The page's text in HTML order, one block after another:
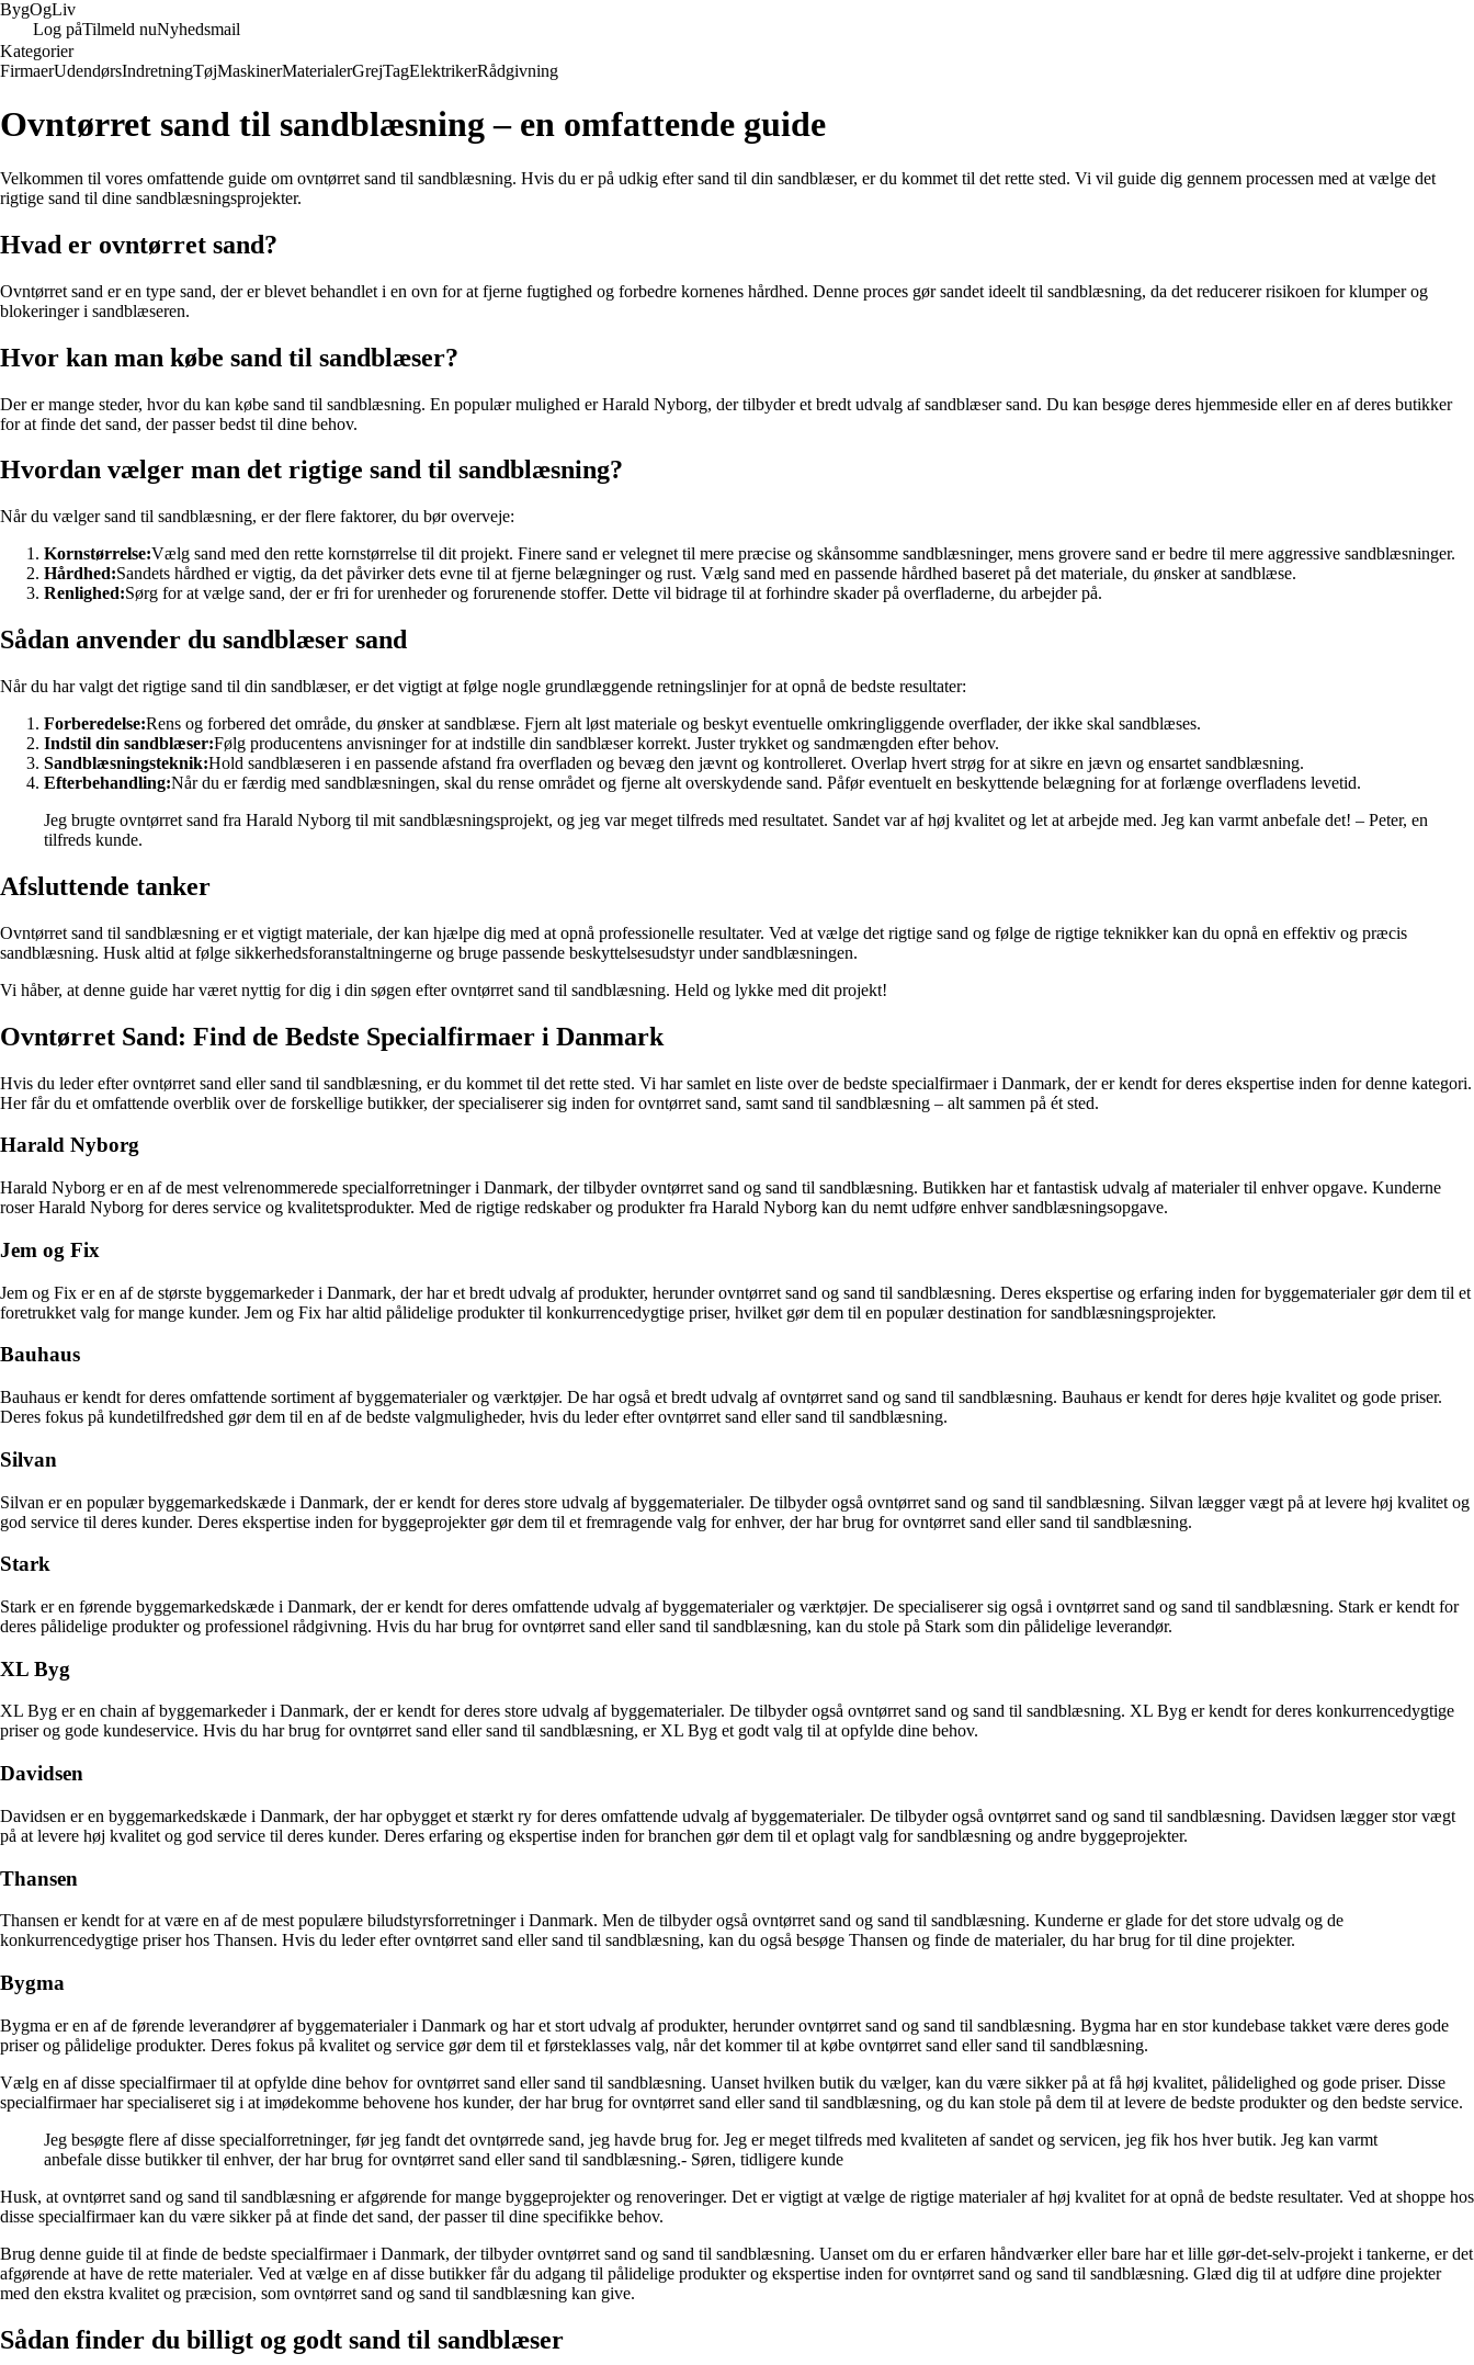
BygOgLiv
Log påTilmeld nuNyhedsmail
Kategorier
FirmaerUdendørsIndretningTøjMaskinerMaterialerGrejTagElektrikerRådgivning
Ovntørret sand til sandblæsning – en omfattende guide
Velkommen til vores omfattende guide om ovntørret sand til sandblæsning. Hvis du er på udkig efter sand til din sandblæser, er du kommet til det rette sted. Vi vil guide dig gennem processen med at vælge det
rigtige sand til dine sandblæsningsprojekter.
Hvad er ovntørret sand?
Ovntørret sand er en type sand, der er blevet behandlet i en ovn for at fjerne fugtighed og forbedre kornenes hårdhed. Denne proces gør sandet ideelt til sandblæsning, da det reducerer risikoen for klumper og
blokeringer i sandblæseren.
Hvor kan man købe sand til sandblæser?
Der er mange steder, hvor du kan købe sand til sandblæsning. En populær mulighed er Harald Nyborg, der tilbyder et bredt udvalg af sandblæser sand. Du kan besøge deres hjemmeside eller en af deres butikker
for at finde det sand, der passer bedst til dine behov.
Hvordan vælger man det rigtige sand til sandblæsning?
Når du vælger sand til sandblæsning, er der flere faktorer, du bør overveje:
Kornstørrelse:Vælg sand med den rette kornstørrelse til dit projekt. Finere sand er velegnet til mere præcise og skånsomme sandblæsninger, mens grovere sand er bedre til mere aggressive sandblæsninger.
Hårdhed:Sandets hårdhed er vigtig, da det påvirker dets evne til at fjerne belægninger og rust. Vælg sand med en passende hårdhed baseret på det materiale, du ønsker at sandblæse.
Renlighed:Sørg for at vælge sand, der er fri for urenheder og forurenende stoffer. Dette vil bidrage til at forhindre skader på overfladerne, du arbejder på.
Sådan anvender du sandblæser sand
Når du har valgt det rigtige sand til din sandblæser, er det vigtigt at følge nogle grundlæggende retningslinjer for at opnå de bedste resultater:
Forberedelse:Rens og forbered det område, du ønsker at sandblæse. Fjern alt løst materiale og beskyt eventuelle omkringliggende overflader, der ikke skal sandblæses.
Indstil din sandblæser:Følg producentens anvisninger for at indstille din sandblæser korrekt. Juster trykket og sandmængden efter behov.
Sandblæsningsteknik:Hold sandblæseren i en passende afstand fra overfladen og bevæg den jævnt og kontrolleret. Overlap hvert strøg for at sikre en jævn og ensartet sandblæsning.
Efterbehandling:Når du er færdig med sandblæsningen, skal du rense området og fjerne alt overskydende sand. Påfør eventuelt en beskyttende belægning for at forlænge overfladens levetid.
Jeg brugte ovntørret sand fra Harald Nyborg til mit sandblæsningsprojekt, og jeg var meget tilfreds med resultatet. Sandet var af høj kvalitet og let at arbejde med. Jeg kan varmt anbefale det! – Peter, en
tilfreds kunde.
Afsluttende tanker
Ovntørret sand til sandblæsning er et vigtigt materiale, der kan hjælpe dig med at opnå professionelle resultater. Ved at vælge det rigtige sand og følge de rigtige teknikker kan du opnå en effektiv og præcis
sandblæsning. Husk altid at følge sikkerhedsforanstaltningerne og bruge passende beskyttelsesudstyr under sandblæsningen.
Vi håber, at denne guide har været nyttig for dig i din søgen efter ovntørret sand til sandblæsning. Held og lykke med dit projekt!
Ovntørret Sand: Find de Bedste Specialfirmaer i Danmark
Hvis du leder efter ovntørret sand eller sand til sandblæsning, er du kommet til det rette sted. Vi har samlet en liste over de bedste specialfirmaer i Danmark, der er kendt for deres ekspertise inden for denne kategori.
Her får du et omfattende overblik over de forskellige butikker, der specialiserer sig inden for ovntørret sand, samt sand til sandblæsning – alt sammen på ét sted.
Harald Nyborg
Harald Nyborg er en af de mest velrenommerede specialforretninger i Danmark, der tilbyder ovntørret sand og sand til sandblæsning. Butikken har et fantastisk udvalg af materialer til enhver opgave. Kunderne
roser Harald Nyborg for deres service og kvalitetsprodukter. Med de rigtige redskaber og produkter fra Harald Nyborg kan du nemt udføre enhver sandblæsningsopgave.
Jem og Fix
Jem og Fix er en af de største byggemarkeder i Danmark, der har et bredt udvalg af produkter, herunder ovntørret sand og sand til sandblæsning. Deres ekspertise og erfaring inden for byggematerialer gør dem til et
foretrukket valg for mange kunder. Jem og Fix har altid pålidelige produkter til konkurrencedygtige priser, hvilket gør dem til en populær destination for sandblæsningsprojekter.
Bauhaus
Bauhaus er kendt for deres omfattende sortiment af byggematerialer og værktøjer. De har også et bredt udvalg af ovntørret sand og sand til sandblæsning. Bauhaus er kendt for deres høje kvalitet og gode priser.
Deres fokus på kundetilfredshed gør dem til en af de bedste valgmuligheder, hvis du leder efter ovntørret sand eller sand til sandblæsning.
Silvan
Silvan er en populær byggemarkedskæde i Danmark, der er kendt for deres store udvalg af byggematerialer. De tilbyder også ovntørret sand og sand til sandblæsning. Silvan lægger vægt på at levere høj kvalitet og
god service til deres kunder. Deres ekspertise inden for byggeprojekter gør dem til et fremragende valg for enhver, der har brug for ovntørret sand eller sand til sandblæsning.
Stark
Stark er en førende byggemarkedskæde i Danmark, der er kendt for deres omfattende udvalg af byggematerialer og værktøjer. De specialiserer sig også i ovntørret sand og sand til sandblæsning. Stark er kendt for
deres pålidelige produkter og professionel rådgivning. Hvis du har brug for ovntørret sand eller sand til sandblæsning, kan du stole på Stark som din pålidelige leverandør.
XL Byg
XL Byg er en chain af byggemarkeder i Danmark, der er kendt for deres store udvalg af byggematerialer. De tilbyder også ovntørret sand og sand til sandblæsning. XL Byg er kendt for deres konkurrencedygtige
priser og gode kundeservice. Hvis du har brug for ovntørret sand eller sand til sandblæsning, er XL Byg et godt valg til at opfylde dine behov.
Davidsen
Davidsen er en byggemarkedskæde i Danmark, der har opbygget et stærkt ry for deres omfattende udvalg af byggematerialer. De tilbyder også ovntørret sand og sand til sandblæsning. Davidsen lægger stor vægt
på at levere høj kvalitet og god service til deres kunder. Deres erfaring og ekspertise inden for branchen gør dem til et oplagt valg for sandblæsning og andre byggeprojekter.
Thansen
Thansen er kendt for at være en af de mest populære biludstyrsforretninger i Danmark. Men de tilbyder også ovntørret sand og sand til sandblæsning. Kunderne er glade for det store udvalg og de
konkurrencedygtige priser hos Thansen. Hvis du leder efter ovntørret sand eller sand til sandblæsning, kan du også besøge Thansen og finde de materialer, du har brug for til dine projekter.
Bygma
Bygma er en af de førende leverandører af byggematerialer i Danmark og har et stort udvalg af produkter, herunder ovntørret sand og sand til sandblæsning. Bygma har en stor kundebase takket være deres gode
priser og pålidelige produkter. Deres fokus på kvalitet og service gør dem til et førsteklasses valg, når det kommer til at købe ovntørret sand eller sand til sandblæsning.
Vælg en af disse specialfirmaer til at opfylde dine behov for ovntørret sand eller sand til sandblæsning. Uanset hvilken butik du vælger, kan du være sikker på at få høj kvalitet, pålidelighed og gode priser. Disse
specialfirmaer har specialiseret sig i at imødekomme behovene hos kunder, der har brug for ovntørret sand eller sand til sandblæsning, og du kan stole på dem til at levere de bedste produkter og den bedste service.
Jeg besøgte flere af disse specialforretninger, før jeg fandt det ovntørrede sand, jeg havde brug for. Jeg er meget tilfreds med kvaliteten af sandet og servicen, jeg fik hos hver butik. Jeg kan varmt
anbefale disse butikker til enhver, der har brug for ovntørret sand eller sand til sandblæsning.- Søren, tidligere kunde
Husk, at ovntørret sand og sand til sandblæsning er afgørende for mange byggeprojekter og renoveringer. Det er vigtigt at vælge de rigtige materialer af høj kvalitet for at opnå de bedste resultater. Ved at shoppe hos
disse specialfirmaer kan du være sikker på at finde det sand, der passer til dine specifikke behov.
Brug denne guide til at finde de bedste specialfirmaer i Danmark, der tilbyder ovntørret sand og sand til sandblæsning. Uanset om du er erfaren håndværker eller bare har et lille gør-det-selv-projekt i tankerne, er det
afgørende at have de rette materialer. Ved at vælge en af disse butikker får du adgang til pålidelige produkter og ekspertise inden for ovntørret sand og sand til sandblæsning. Glæd dig til at udføre dine projekter
med den ekstra kvalitet og præcision, som ovntørret sand og sand til sandblæsning kan give.
Sådan finder du billigt og godt sand til sandblæser